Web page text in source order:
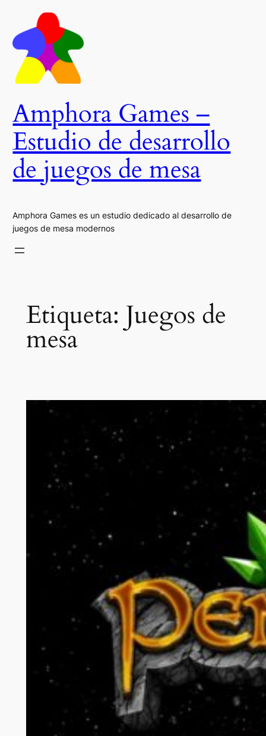
contenido
Amphora Games –
Estudio de desarrollo
de juegos de mesa
Amphora Games es un estudio dedicado al desarrollo de
juegos de mesa modernos
Etiqueta: Juegos de
mesa